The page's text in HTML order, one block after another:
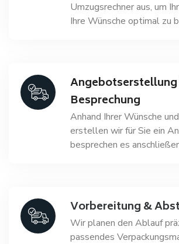
Umzugsrechner aus, um
Ihre Wünsche optimal zu
Besprechung
Anhand Ihrer Wünsche
erstellen wir für Sie ein
besprechen es
Vorbereitung &
Wir planen den Ablauf
passendes